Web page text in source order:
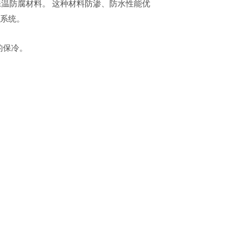
防腐材料。 这种材料防渗、防水性能优
统。
冷。